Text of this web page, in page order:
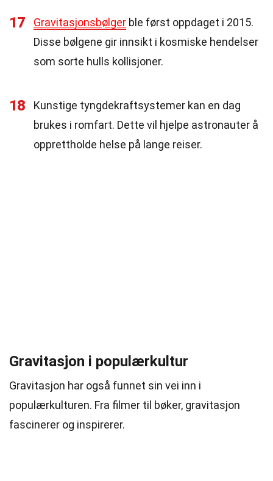
17 Gravitasjonsbølger ble først oppdaget i 2015.
Disse bølgene gir innsikt i kosmiske hendelser
som sorte hulls kollisjoner.
18
Kunstige tyngdekraftsystemer kan en dag
brukes i romfart. Dette vil hjelpe astronauter å
opprettholde helse på lange reiser.
Gravitasjon i populærkultur
Gravitasjon har også funnet sin vei inn i
populærkulturen. Fra filmer til bøker, gravitasjon
fascinerer og inspirerer.